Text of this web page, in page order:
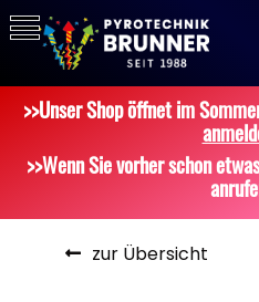
>>Unser Shop öffnet im
>>Wenn Sie vorher schon
zur Übersicht